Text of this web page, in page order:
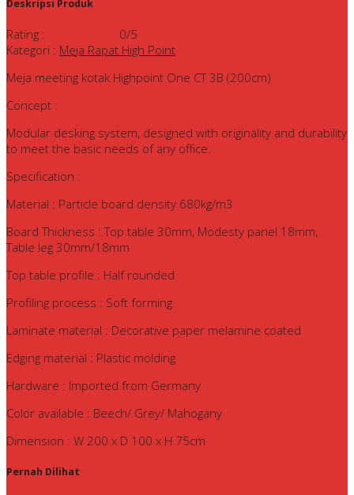
Deskripsi Produk
Rating : 0/5
Kategori : Meja Rapat High Point
Meja meeting kotak Highpoint One CT 3B (200cm)
Concept :
Modular desking system, designed with originality and durability
to meet the basic needs of any office.
Specification :
Material : Particle board density 680kg/m3
Board Thickness : Top table 30mm, Modesty panel 18mm,
Table leg 30mm/18mm
Top table profile : Half rounded
Profiling process : Soft forming
Laminate material : Decorative paper melamine coated
Edging material : Plastic molding
Hardware : Imported from Germany
Color available : Beech/ Grey/ Mahogany
Dimension : W 200 x D 100 x H 75cm
Pernah Dilihat